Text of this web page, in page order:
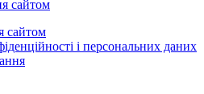
сайтом
сайтом
і персональних даних